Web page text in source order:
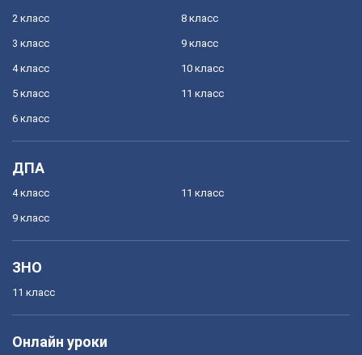
2 класс
3 класс
4 класс
5 класс
6 класс
8 класс
9 класс
10 класс
11 класс
ДПА
4 класс
9 класс
11 класс
ЗНО
11 класс
Онлайн уроки